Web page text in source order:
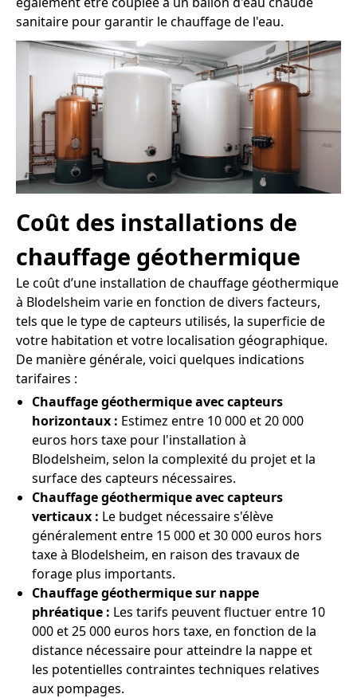
sanitaire pour garantir le chauffage de l'eau.
Coût des installations de
chauffage géothermique
Le coût d’une installation de chauffage géothermique
à Blodelsheim varie en fonction de divers facteurs,
tels que le type de capteurs utilisés, la superficie de
votre habitation et votre localisation géographique.
De manière générale, voici quelques indications
tarifaires :
Chauffage géothermique avec capteurs
horizontaux : Estimez entre 10 000 et 20 000
euros hors taxe pour l'installation à
Blodelsheim, selon la complexité du projet et la
surface des capteurs nécessaires.
Chauffage géothermique avec capteurs
verticaux : Le budget nécessaire s'élève
généralement entre 15 000 et 30 000 euros hors
taxe à Blodelsheim, en raison des travaux de
forage plus importants.
Chauffage géothermique sur nappe
phréatique : Les tarifs peuvent fluctuer entre 10
000 et 25 000 euros hors taxe, en fonction de la
distance nécessaire pour atteindre la nappe et
les potentielles contraintes techniques relatives
aux pompages.